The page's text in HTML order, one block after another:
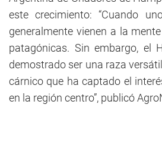
este crecimiento: “Cuando
generalmente vienen a la
patagónicas. Sin embargo, el
demostrado ser una raza
cárnico que ha captado el
en la región centro”, publicó